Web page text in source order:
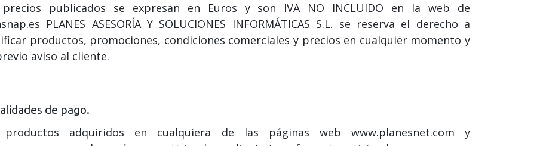
precios publicados se expresan en Euros y son IVA NO INCLUIDO en la web de
PLANES ASESORÍA Y SOLUCIONES INFORMÁTICAS S.L. se reserva el derecho a
productos, promociones, condiciones comerciales y precios en cualquier momento y
aviso al cliente.
de pago.
productos adquiridos en cualquiera de las páginas web www.planesnet.com y